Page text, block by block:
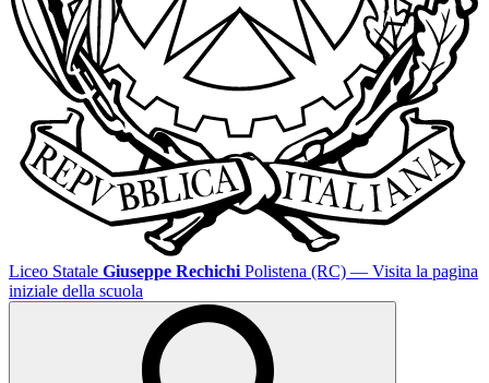
Liceo Statale Giuseppe Rechichi Polistena (RC) — Visita la pagina
iniziale della scuola